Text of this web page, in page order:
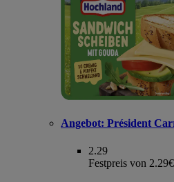
Angebot: Président
2.29
Festpreis von 2.29€